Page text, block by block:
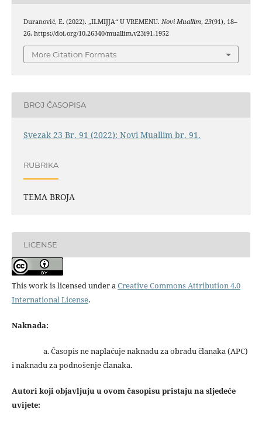
Duranović, E. (2022). „ILMIJJA“ U VREMENU. Novi Muallim, 23(91), 18–
26. https://doi.org/10.26340/muallim.v23i91.1952
More Citation Formats
BROJ ČASOPISA
Svezak 23 Br. 91 (2022): Novi Muallim br. 91.
RUBRIKA
TEMA BROJA
LICENSE
This work is licensed under aCreative Commons Attribution 4.0
International License.
Naknada:
a. Časopis ne naplaćuje naknadu za obradu članaka (APC)
i naknadu za podnošenje članaka.
Autori koji objavljuju u ovom časopisu pristaju na sljedeće
uvijete: